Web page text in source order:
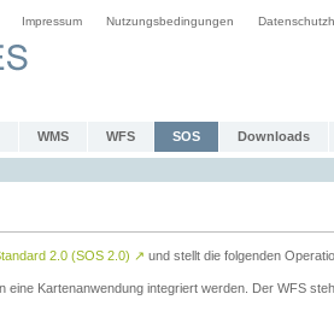
Impressum Nutzungsbedingungen
WMS WFS SOS Downloads
2.0 (SOS 2.0) ↗ und stellt die folgenden
Kartenanwendung integriert werden. Der WFS